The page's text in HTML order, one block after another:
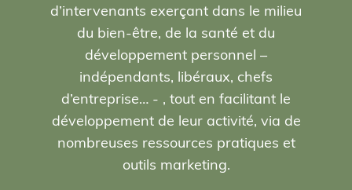
d’intervenants exerçant dans le milieu
du bien-être, de la santé et du
développement personnel –
indépendants, libéraux, chefs
d’entreprise… - , tout en facilitant le
développement de leur activité, via de
nombreuses ressources pratiques et
outils marketing.